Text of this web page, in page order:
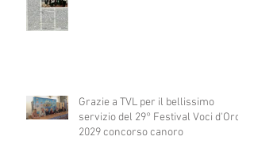
Grazie a TVL per il bellissimo
servizio del 29° Festival Voci d'Oro
2029 concorso canoro